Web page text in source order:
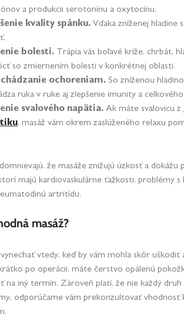
a produkcii serotonínu a oxytocínu.
kvality spánku. Vďaka zníženej hladine
bolesti. Trápia vás boľavé kríže, chrbát,
so zmiernením bolesti v konkrétnej oblasti.
ochoreniam. So zníženou
ruka v ruke aj zlepšenie imunity a
svalového napätia. Ak máte svalovicu z
, masáž vám okrem zaslúženého relaxu
že masáže znižujú úzkosť a
majú kardiovaskulárne ťažkosti, problémy
artritídu.
masáž?
vynechať vtedy, keď by vám mohla skôr
po operácii, máte čerstvo opálenú
na iný termín. Zároveň platí, že nie každý
odporúčame vám prekonzultovať vhodnosť